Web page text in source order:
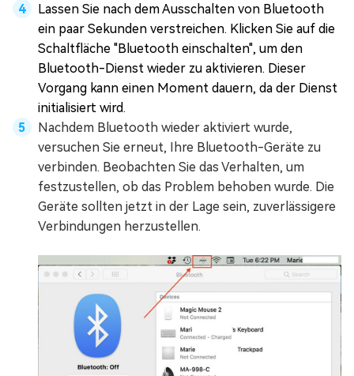
Lassen Sie nach dem Ausschalten von Bluetooth
ein paar Sekunden verstreichen. Klicken Sie auf die
Schaltfläche "Bluetooth einschalten", um den
Bluetooth-Dienst wieder zu aktivieren. Dieser
Vorgang kann einen Moment dauern, da der Dienst
initialisiert wird.
Nachdem Bluetooth wieder aktiviert wurde,
versuchen Sie erneut, Ihre Bluetooth-Geräte zu
verbinden. Beobachten Sie das Verhalten, um
festzustellen, ob das Problem behoben wurde. Die
Geräte sollten jetzt in der Lage sein, zuverlässigere
Verbindungen herzustellen.